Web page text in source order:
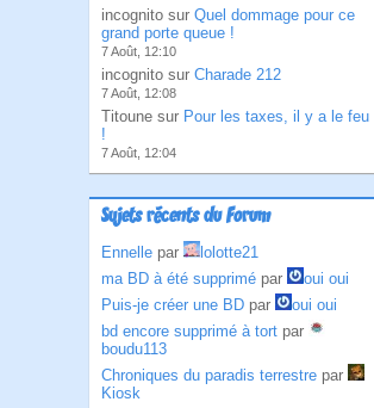
incognito sur Quel dommage pour ce
grand porte queue !
7 Août, 12:10
incognito sur Charade 212
7 Août, 12:08
Titoune sur Pour les taxes, il y a le feu
!
7 Août, 12:04
Sujets récents du Forum
Ennelle par
lolotte21
ma BD à été supprimé par
oui oui
Puis-je créer une BD par
oui oui
bd encore supprimé à tort par
boudu113
Chroniques du paradis terrestre par
Kiosk